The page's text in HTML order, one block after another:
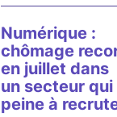
Numérique :
chômage
en juillet dans
un secteur qui
peine à